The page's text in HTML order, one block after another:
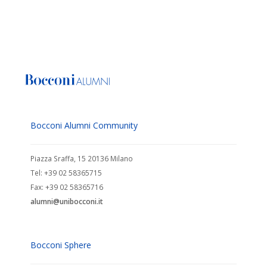
Bocconi Alumni Community
Piazza Sraffa, 15 20136 Milano
Tel: +39 02 58365715
Fax: +39 02 58365716
alumni@unibocconi.it
Bocconi Sphere